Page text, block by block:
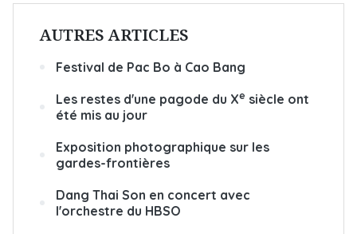
AUTRES ARTICLES
Festival de Pac Bo à Cao Bang
Les restes d'une pagode du Xe siècle ont
été mis au jour
Exposition photographique sur les
gardes-frontières
Dang Thai Son en concert avec
l'orchestre du HBSO